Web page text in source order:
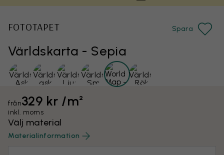
Världskarta - Sepia
FOTOTAPET Spara
från329 kr /m²
inkl. moms
Välj material
Materialinformation